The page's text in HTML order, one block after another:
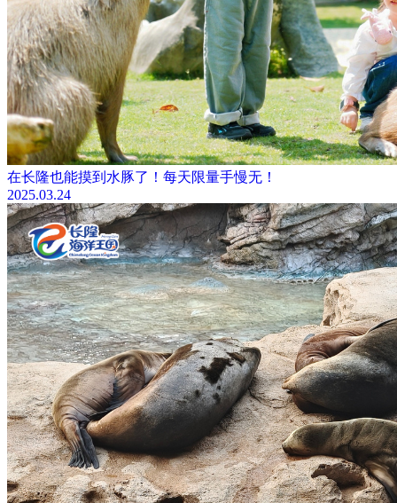
在长隆也能摸到水豚了！每天限量手慢无！
2025.03.24